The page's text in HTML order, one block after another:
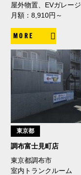
屋外物置、EVガレージ
月額：8,910円～
MORE
東京都
調布富士見町店
東京都調布市
室内トランクルーム